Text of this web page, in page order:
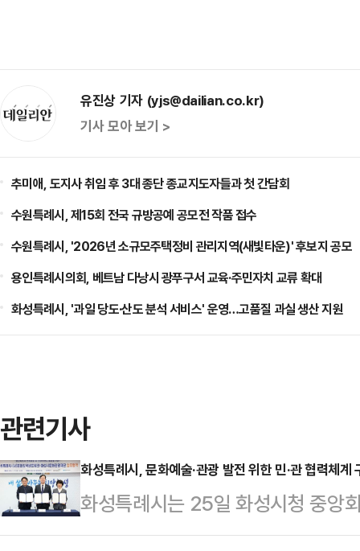
유진상 기자 (yjs@dailian.co.kr)
기사 모아 보기 >
추미애, 도지사 취임 후 3대 종단 종교지도자들과 첫 간담회
수원특례시, 제15회 전국 규방공예 공모전 작품 접수
수원특례시, '2026년 소규모주택정비 관리지역(새빛타운)' 후보지 공모
용인특례시의회, 베트남 다낭시 광푸구서 교육·주민자치 교류 확대
화성특례시, '과일 당도·산도 분석 서비스' 운영…고품질 과실 생산 지원
관련기사
화성특례시, 문화예술·관광 발전 위한 민·관 협력체계
화성특례시는 25일 화성시청 중앙
화성시문화관광재단과 함께 문화